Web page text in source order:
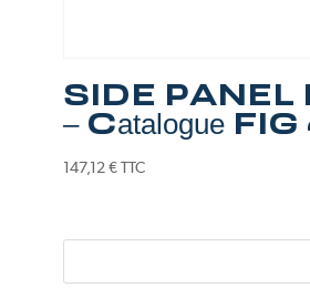
SIDE PANEL
– Catalogue
147,12€ TTC